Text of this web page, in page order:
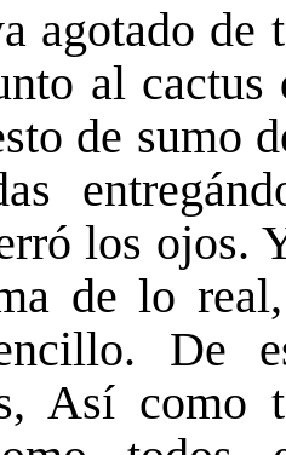
agotado de
al
de sumo
los ojos.
de lo
De
Así como